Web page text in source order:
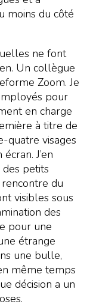
moins du côté
ne font
Un collègue
Zoom. Je
pour
en charge
à titre de
quatre visages
J’en
des petits
du
visibles sous
des
pour une
étrange
une bulle,
même temps
décision a un